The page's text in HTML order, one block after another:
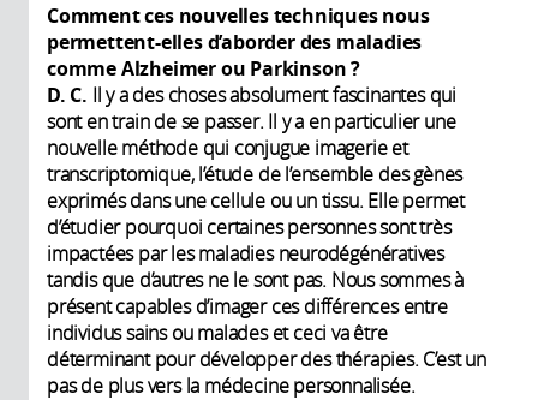
Comment ces nouvelles techniques nous
permettent-elles d’aborder des maladies
comme Alzheimer ou Parkinson ?
D. C. Il y a des choses absolument fascinantes qui
sont en train de se passer. Il y a en particulier une
nouvelle méthode qui conjugue imagerie et
transcriptomique, l’étude de l’ensemble des gènes
exprimés dans une cellule ou un tissu. Elle permet
d’étudier pourquoi certaines personnes sont très
impactées par les maladies neurodégénératives
tandis que d’autres ne le sont pas. Nous sommes à
présent capables d’imager ces différences entre
individus sains ou malades et ceci va être
déterminant pour développer des thérapies. C’est un
pas de plus vers la médecine personnalisée.